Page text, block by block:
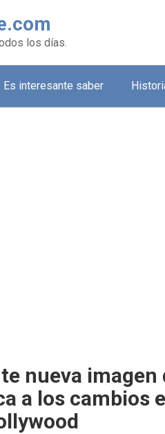
los días.
Es interesante saber
nueva imagen
a los cambios